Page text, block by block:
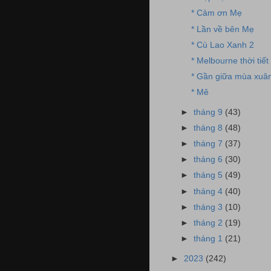
* Cảm ơn Mẹ
* Lần về bên Mẹ
* Cù Lao Xanh 2
* Melbourne thời tiết
* Gần giữa mùa
* Mê
►tháng 9 (43)
►tháng 8 (48)
►tháng 7 (37)
►tháng 6 (30)
►tháng 5 (49)
►tháng 4 (40)
►tháng 3 (10)
►tháng 2 (19)
►tháng 1 (21)
► 2023 (242)